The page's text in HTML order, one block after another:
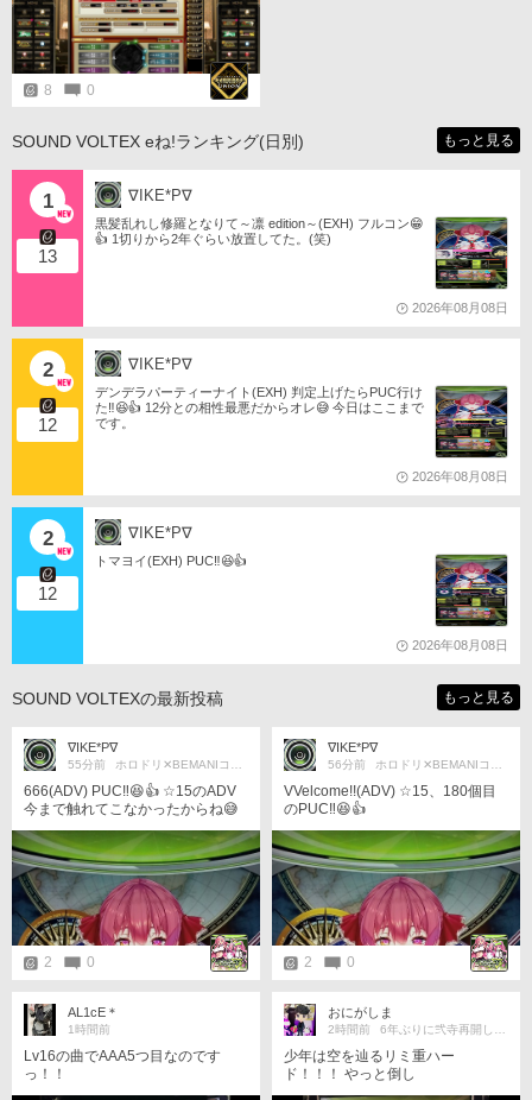
8 0
SOUND VOLTEX eね!ランキング(日別) もっと見る
1
13
∇IKE*P∇
黒髪乱れし修羅となりて～凛 edition～(EXH) フルコン😁
👍 1切りから2年ぐらい放置してた。(笑)
2026年08月08日
2
12
∇IKE*P∇
デンデラパーティーナイト(EXH) 判定上げたらPUC行け
た‼️😆👍 12分との相性最悪だからオレ😅 今日はここまで
です。
2026年08月08日
2
12
∇IKE*P∇
トマヨイ(EXH) PUC‼️😆👍
2026年08月08日
SOUND VOLTEXの最新投稿 もっと見る
∇IKE*P∇
55分前 ホロドリ✕BEMANIコラボ楽しみ
666(ADV) PUC‼️😆👍 ☆15のADV
今まで触れてこなかったからね😅
今日は以上です。
2 0
∇IKE*P∇
56分前 ホロドリ✕BEMANIコラボ楽しみ
VVelcome!!(ADV) ☆15、180個目
のPUC‼️😆👍
2 0
AL1cE＊
1時間前
Lv16の曲でAAA5つ目なのです
っ！！
おにがしま
2時間前 6年ぶりに弐寺再開しました
少年は空を辿るリミ重ハー
ド！！！ やっと倒し